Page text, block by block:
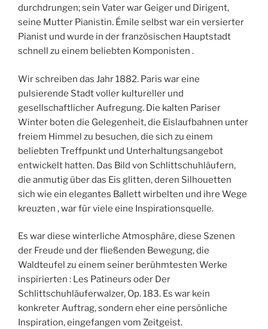
durchdrungen; sein Vater war Geiger und Dirigent,
seine Mutter Pianistin. Émile selbst war ein versierter
Pianist und wurde in der französischen Hauptstadt
schnell zu einem beliebten Komponisten .
Wir schreiben das Jahr 1882. Paris war eine
pulsierende Stadt voller kultureller und
gesellschaftlicher Aufregung. Die kalten Pariser
Winter boten die Gelegenheit, die Eislaufbahnen unter
freiem Himmel zu besuchen, die sich zu einem
beliebten Treffpunkt und Unterhaltungsangebot
entwickelt hatten. Das Bild von Schlittschuhläufern,
die anmutig über das Eis glitten, deren Silhouetten
sich wie ein elegantes Ballett wirbelten und ihre Wege
kreuzten , war für viele eine Inspirationsquelle.
Es war diese winterliche Atmosphäre, diese Szenen
der Freude und der fließenden Bewegung, die
Waldteufel zu einem seiner berühmtesten Werke
inspirierten : Les Patineurs oder Der
Schlittschuhläuferwalzer, Op. 183. Es war kein
konkreter Auftrag, sondern eher eine persönliche
Inspiration, eingefangen vom Zeitgeist.